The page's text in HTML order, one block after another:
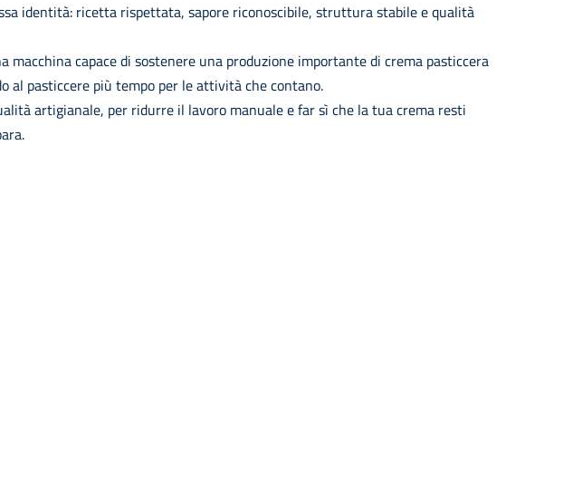
identità: ricetta rispettata, sapore riconoscibile, struttura stabile e qualità
macchina capace di sostenere una produzione importante di crema pasticcera
al pasticcere più tempo per le attività che contano.
artigianale, per ridurre il lavoro manuale e far sì che la tua crema resti